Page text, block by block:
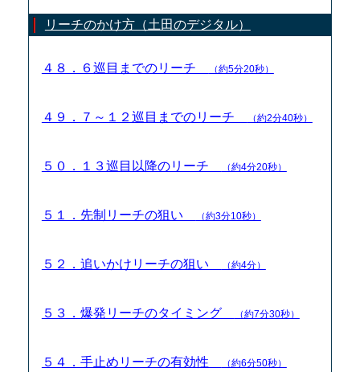
リーチのかけ方（土田のデジタル）
４８．６巡目までのリーチ （約5分20秒）
４９．７～１２巡目までのリーチ （約2分40秒）
５０．１３巡目以降のリーチ （約4分20秒）
５１．先制リーチの狙い （約3分10秒）
５２．追いかけリーチの狙い （約4分）
５３．爆発リーチのタイミング （約7分30秒）
５４．手止めリーチの有効性 （約6分50秒）